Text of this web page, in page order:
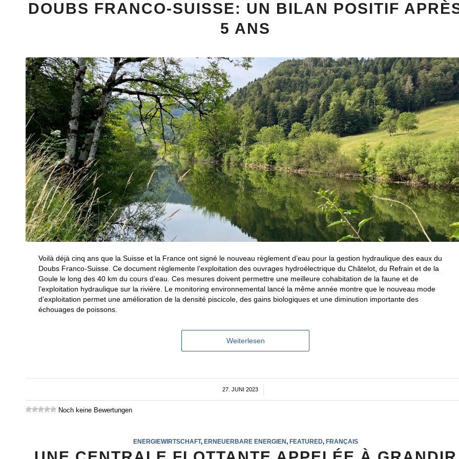
DOUBS FRANCO-SUISSE: UN BILAN POSITIF
5 ANS
Voilà déjà cinq ans que la Suisse et la France ont signé le nouveau règlement d’eau pour la gestion hydraulique des eaux du
Doubs Franco-Suisse. Ce document règlemente l’exploitation des ouvrages hydroélectrique du Châtelot, du Refrain et de la
Goule le long des 40 km du cours d’eau. Ces mesures doivent permettre une meilleure cohabitation de la faune et de
l’exploitation hydraulique sur la rivière. Le monitoring environnemental lancé la même année montre que le nouveau mode
d’exploitation permet une amélioration de la densité piscicole, des gains biologiques et une diminution importante des
échouages de poissons.
Weiterlesen
27. JUNI 2023
/
Noch keine Bewertungen
ENERGIEWIRTSCHAFT, ERNEUERBARE ENERGIEN, FEATURED, FRANÇAIS